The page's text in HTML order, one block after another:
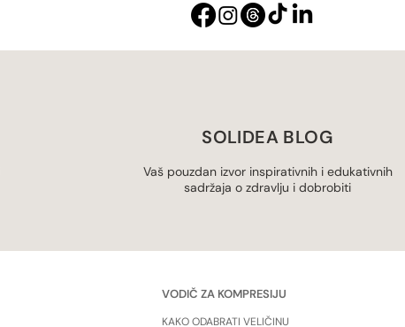
SOLIDEA BLOG
Vaš pouzdan izvor inspirativnih i edukativnih
sadržaja o zdravlju i dobrobiti
VODIČ ZA KOMPRESIJU
KAKO ODABRATI VELIČINU